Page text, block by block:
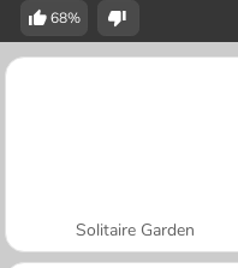
68%
Solitaire Garden